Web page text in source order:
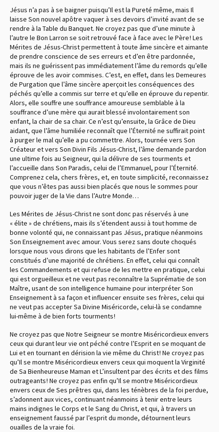
Jésus n’a pas à se baigner puisqu’Il est la Pureté même, mais Il
laisse Son nouvel apôtre vaquer à ses devoirs d’invité avant de se
rendre à la Table du Banquet. Ne croyez pas que d’une minute à
l’autre le Bon Larron se soit retrouvé face à face avec le Père ! Les
Mérites de Jésus-Christ permettent à toute âme sincère et aimante
de prendre conscience de ses erreurs et d’en être pardonnée,
mais ils ne guérissent pas immédiatement l’âme du remords qu’elle
éprouve de les avoir commises. C’est, en effet, dans les Demeures
de Purgation que l’âme sincère aperçoit les conséquences des
péchés qu’elle a commis sur terre et qu’elle en éprouve du repentir.
Alors, elle souffre une souffrance amoureuse semblable à la
souffrance d’une mère qui aurait blessé involontairement son
enfant, la chair de sa chair. Ce n’est qu’ensuite, la Grâce de Dieu
aidant, que l’âme humiliée reconnaît que l’Éternité ne suffirait point
à purger le mal qu’elle a pu commettre. Alors, tournée vers Son
Créateur et vers Son Divin Fils Jésus-Christ, l’âme demande pardon
une ultime fois au Seigneur, qui la délivre de ses tourments et
l’accueille dans Son Paradis, celui de l’Emmanuel, pour l’Éternité.
Comprenez cela, chers frères, et, en toute simplicité, reconnaissez
que vous n’êtes pas aussi bien placés que nous le sommes pour
pouvoir juger de la Vie dans l’Autre Monde…
Les Mérites de Jésus-Christ ne sont donc pas réservés à une
« élite » de chrétiens, mais ils s’étendent aussi à tout homme de
bonne volonté qui, ne connaissant pas Jésus, pratique néanmoins
Son Enseignement avec amour. Vous serez sans doute choqués
lorsque nous vous dirons que les habitants de l’Enfer sont
constitués d’une majorité de chrétiens. En effet, celui qui connaît
les Commandements et qui refuse de les mettre en pratique, celui
qui est orgueilleux et ne veut pas reconnaître la Suprématie de son
Maître, usant de son intelligence humaine pour interpréter Son
Enseignement à sa façon et influencer ensuite ses frères, celui qui
ne veut pas accepter Sa Divine Miséricorde, celui-là se condamne
lui-même à de bien forts tourments !
Ne croyez pas que Notre Seigneur se montre Miséricordieux envers
ceux qui durant leur vie ont péché contre l’Esprit en se moquant de
Lui et en tournant en dérision la vie même du Christ ! Ne croyez pas
qu’Il se montre Miséricordieux envers ceux qui moquent la Virginité
de Sa Bienheureuse Maman et L’insultent par des écrits et des films
outrageants ! Ne croyez pas enfin qu’Il se montre Miséricordieux
envers ceux de Ses prêtres qui, dans les ténèbres de la foi perdue,
s’adonnent aux vices, continuant néanmoins à tenir entre leurs
mains indignes le Corps et le Sang du Christ, et qui, à travers un
enseignement faussé par l’esprit du monde, détournent leurs
ouailles de la vraie foi.